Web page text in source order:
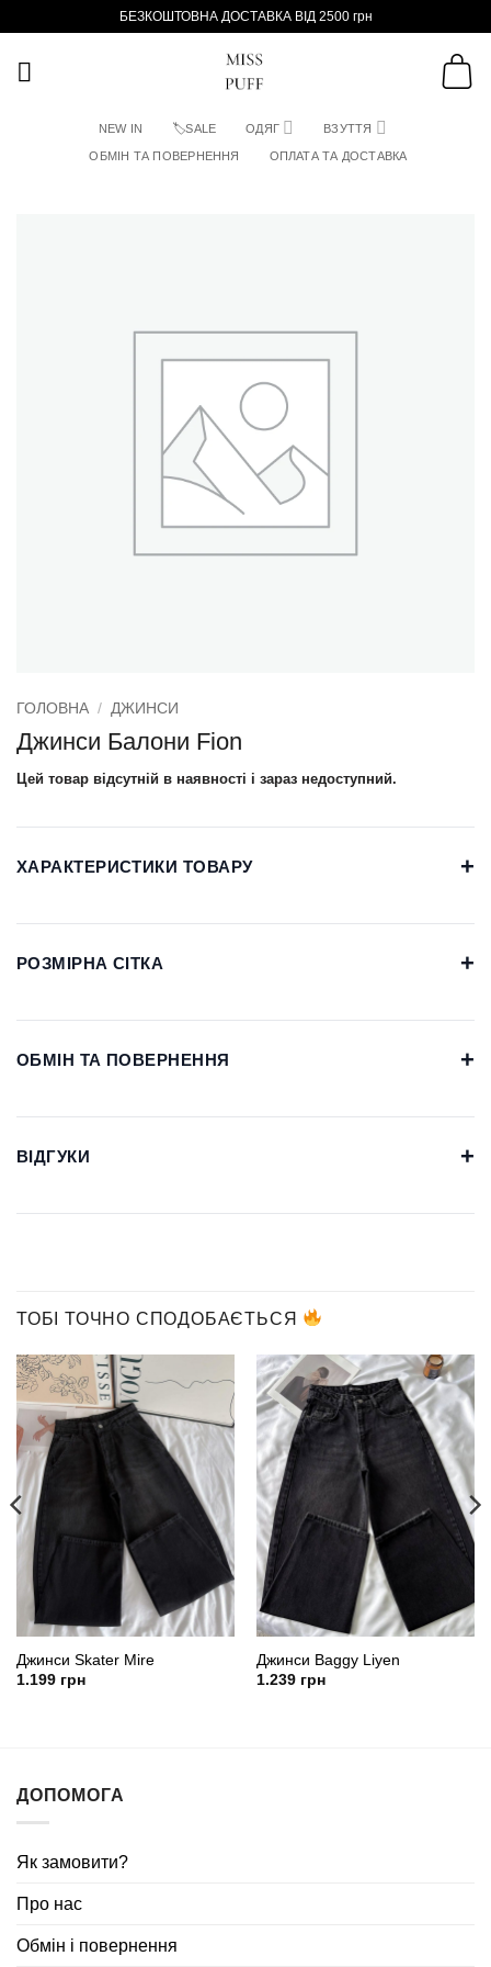
БЕЗКОШТОВНА ДОСТАВКА ВІД 2500 грн
NEW IN 🏷SALE ОДЯГ ВЗУТТЯ
ОБМІН ТА ПОВЕРНЕННЯ ОПЛАТА ТА ДОСТАВКА
ГОЛОВНА / ДЖИНСИ
Джинси Балони Fion
Цей товар відсутній в наявності і зараз недоступний.
ХАРАКТЕРИСТИКИ ТОВАРУ +
РОЗМІРНА СІТКА +
ОБМІН ТА ПОВЕРНЕННЯ +
ВІДГУКИ +
ТОБІ ТОЧНО СПОДОБАЄТЬСЯ
Джинси Skater Mire
1.199грн
Джинси Baggy Liyen
1.239грн
ДОПОМОГА
Як замовити?
Про нас
Обмін і повернення